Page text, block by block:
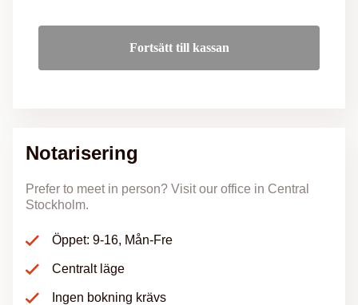
Fortsätt till kassan
Notarisering
Prefer to meet in person? Visit our office in Central
Stockholm.
Öppet: 9-16, Mån-Fre
Centralt läge
Ingen bokning krävs